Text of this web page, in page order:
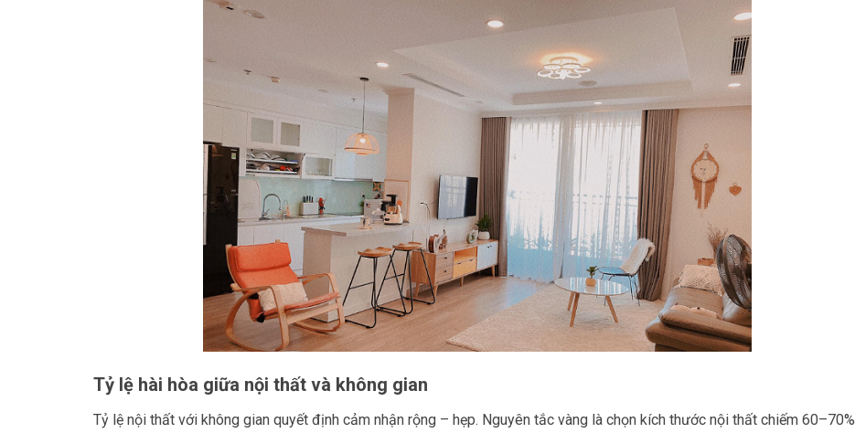
Tỷ lệ hài hòa giữa nội thất và không gian
Tỷ lệ nội thất với không gian quyết định cảm nhận rộng – hẹp. Nguyên tắc vàng là chọn kích thước nội thất chiếm 60–70%